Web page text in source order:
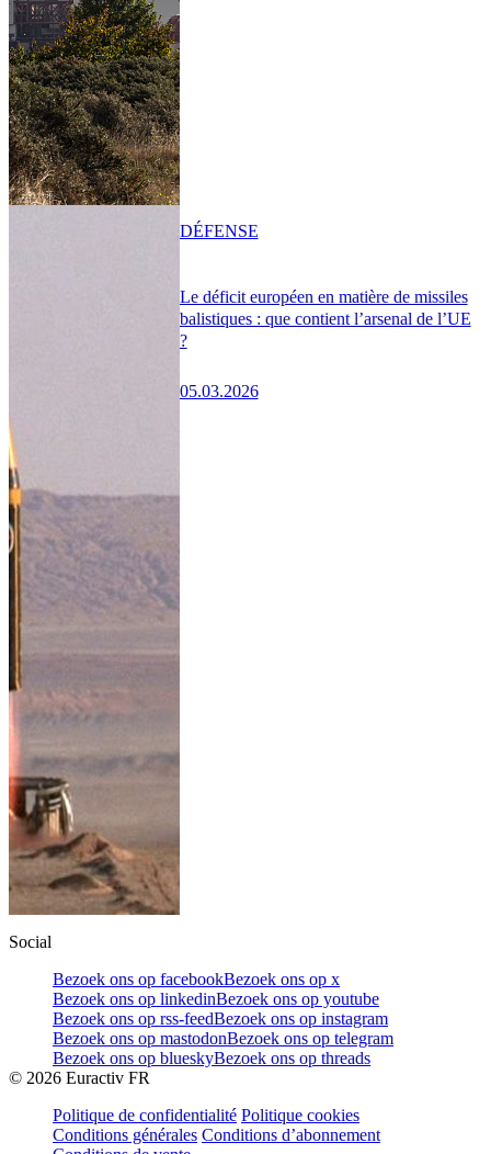
Le déficit européen en matière de missiles
balistiques : que contient l’arsenal de l’UE
?
05.03.2026
DÉFENSE
Social
Bezoek ons op facebookBezoek ons op x
Bezoek ons op linkedinBezoek ons op youtube
Bezoek ons op rss-feedBezoek ons op instagram
Bezoek ons op mastodonBezoek ons op telegram
Bezoek ons op blueskyBezoek ons op threads
© 2026 Euractiv FR
Politique de confidentialité Politique cookies
Conditions générales Conditions d’abonnement